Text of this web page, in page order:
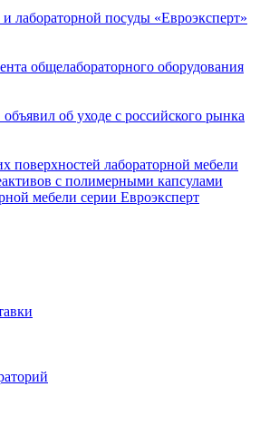
лабораторной посуды «Евроэксперт»
общелабораторного оборудования
об уходе с российского рынка
поверхностей лабораторной мебели
с полимерными капсулами
мебели серии Евроэксперт